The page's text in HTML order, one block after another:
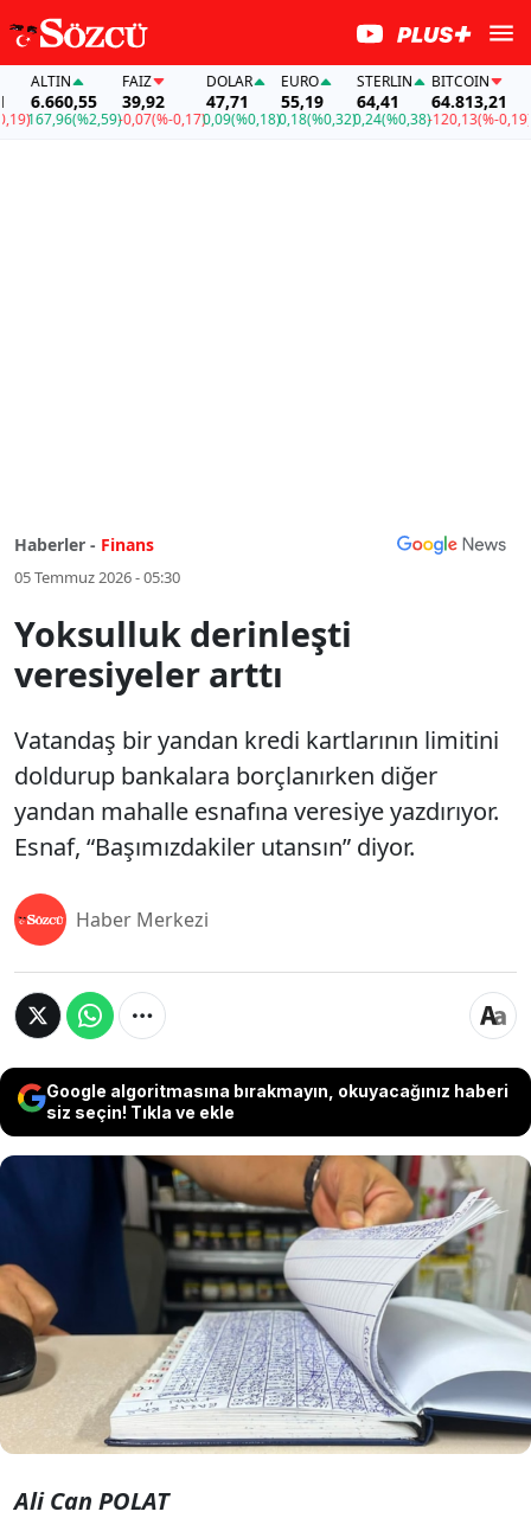
ALTIN
6.660,55
167,96(%2,59)
FAİZ
39,92
-0,07(%-0,17)
DOLAR
47,71
0,09(%0,18)
EURO
55,19
0,18(%0,32)
STERLIN
64,41
0,24(%0,38)
BITCOIN
64.813,21
-120,13(%-0,19)
Haberler - Finans
05 Temmuz 2026 - 05:30
Yoksulluk derinleşti
veresiyeler arttı
Vatandaş bir yandan kredi kartlarının limitini
doldurup bankalara borçlanırken diğer
yandan mahalle esnafına veresiye yazdırıyor.
Esnaf, “Başımızdakiler utansın” diyor.
Haber Merkezi
Google algoritmasına bırakmayın, okuyacağınız haberi
siz seçin! Tıkla ve ekle
Vatandaş bir yandan kredi kartlarının
limitini doldurup bankalara borçlanırken
diğer yandan mahalle esnafına veresiye
yazdırıyor. Esnaf, “Başımızdakiler utansın”
diyor.
Ali Can POLAT